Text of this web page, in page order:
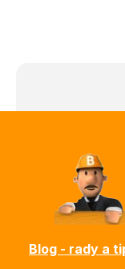
Blog - rady a